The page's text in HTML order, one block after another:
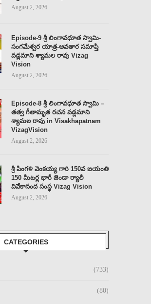
August 2, 2026
Episode-9 శ్రీ లింగావధూత స్వామి-
సంగమేశ్వర యాత్ర-అవతార సమాప్తి
వడ్లమాని శ్యామల రావు Vizag
Vision
August 2, 2026
Episode-8 శ్రీ లింగావధూత స్వామి –
తత్వ గీతామృత రచన వడ్లమాని
శ్యామల రావు in Visakhapatnam
VizagVision
August 2, 2026
శ్రీ పింగళి వెంకయ్య గారి 150వ జయంతి
150 మీటర్ల భారీ జెండా ర్యాలీ
వివేకానంద సంస్థ Vizag Vision
August 2, 2026
CATEGORIES
(733)
(80)